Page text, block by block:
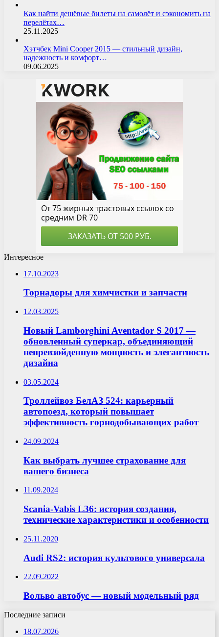
Как найти дешёвые билеты на самолёт и сэкономить на
перелётах…
25.11.2025
Хэтчбек Mini Cooper 2015 — стильный дизайн,
надежность и комфорт…
09.06.2025
Интересное
17.10.2023
Торнадоры для химчистки и запчасти
12.03.2025
Новый Lamborghini Aventador S 2017 —
обновленный суперкар, объединяющий
непревзойденную мощность и элегантность
дизайна
03.05.2024
Троллейвоз БелАЗ 524: карьерный
автопоезд, который повышает
эффективность горнодобывающих работ
24.09.2024
Как выбрать лучшее страхование для
вашего бизнеса
11.09.2024
Scania-Vabis L36: история создания,
технические характеристики и особенности
25.11.2020
Audi RS2: история культового универсала
22.09.2022
Вольво автобус — новый модельный ряд
Последние записи
18.07.2026